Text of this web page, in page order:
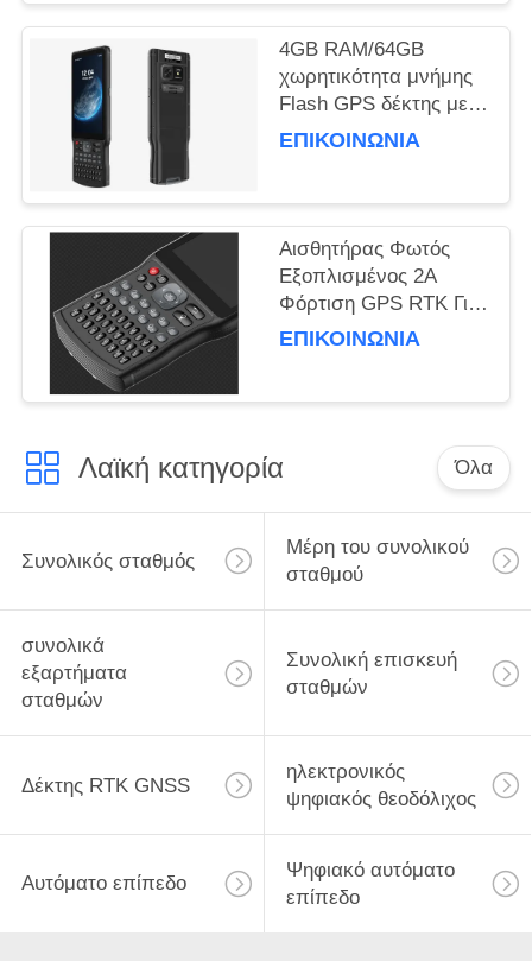
τύπου C
4GB RAM/64GB
χωρητικότητα μνήμης
Flash GPS δέκτης με
αισθητήρα επιταχυντή
ΕΠΙΚΟΙΝΩΝΊΑ
Αισθητήρας Φωτός
Εξοπλισμένος 2A
Φόρτιση GPS RTK Για
Τοπογραφία και
ΕΠΙΚΟΙΝΩΝΊΑ
Λαϊκή κατηγορία Όλα
Συνολικός σταθμός
Μέρη του συνολικού
σταθμού
συνολικά
εξαρτήματα
σταθμών
Συνολική επισκευή
σταθμών
Δέκτης RTK GNSS
ηλεκτρονικός
ψηφιακός θεοδόλιχος
Αυτόματο επίπεδο
Ψηφιακό αυτόματο
επίπεδο